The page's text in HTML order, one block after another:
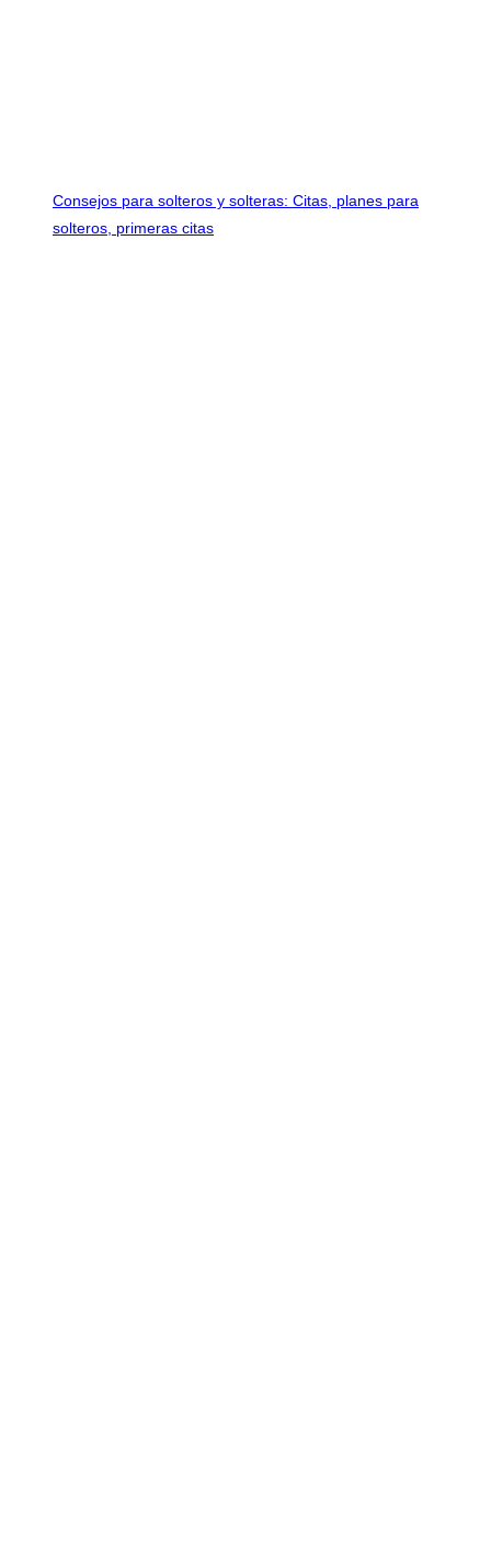
Consejos para solteros y solteras: Citas, planes para
solteros, primeras citas